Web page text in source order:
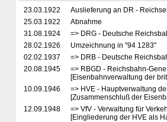
23.03.1922
Auslieferung an DR -
25.03.1922
Abnahme
31.08.1924
=> DRG - Deutsche
28.02.1926
Umzeichnung in "94 1283"
02.02.1937
=> DRB - Deutsche
20.08.1945
=> RBGD - Reichsbahn-
[Eisenbahnverwaltung der
10.09.1946
=> HVE - Hauptverwaltung
[Zusammenschluß der
12.09.1948
=> VfV - Verwaltung für
[Eingliederung der HVE als